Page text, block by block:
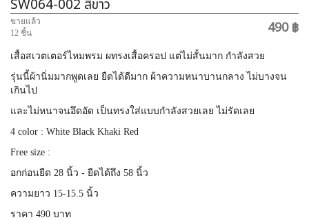
SW064-002 สีขาว
490 ฿
ขายแล้ว
12 ชิ้น
เสื้อสเวตเตอร์ไหมพรม ผทรงเสื้อครอป แต่ไม่สั้นมาก กำลังสวย
รุ่นนี้ผ้านิ่มมากพูดเลย ยืดได้ดีมาก ผ้าความหนาบานกลาง ไม่บางจน
เกินไป
และไม่หนาจนอึดอัด เป็นทรงใส่แบบกำลังสวยเลย ไม่รัดเลย
4 color : White Black Khaki Red
Free size :
อกก่อนยืด 28 นิ้ว - ยืดได้ถึง 58 นิ้ว
ความยาว 15-15.5 นิ้ว
ราคา 490 บาท